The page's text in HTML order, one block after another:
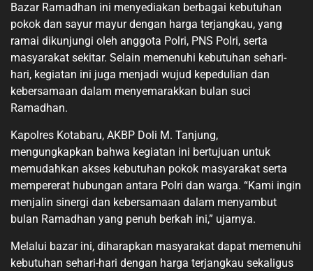
Bazar Ramadhan ini menyediakan berbagai kebutuhan
pokok dan sayur mayur dengan harga terjangkau, yang
ramai dikunjungi oleh anggota Polri, PNS Polri, serta
masyarakat sekitar. Selain memenuhi kebutuhan sehari-
hari, kegiatan ini juga menjadi wujud kepedulian dan
kebersamaan dalam menyemarakkan bulan suci
Ramadhan.
Kapolres Kotabaru, AKBP Doli M. Tanjung,
mengungkapkan bahwa kegiatan ini bertujuan untuk
memudahkan akses kebutuhan pokok masyarakat serta
mempererat hubungan antara Polri dan warga. “Kami ingin
menjalin sinergi dan kebersamaan dalam menyambut
bulan Ramadhan yang penuh berkah ini,” ujarnya.
Melalui bazar ini, diharapkan masyarakat dapat memenuhi
kebutuhan sehari-hari dengan harga terjangkau sekaligus